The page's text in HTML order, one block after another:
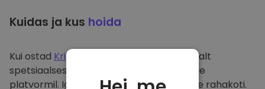
Kuidas ja kus hoida
Kui ostad Kriptomat
, kanname selle sujuvalt
spetsiaalsesse ja turvalisse rahakotti meie
platvormil. Iga kasutaja saab individuaalse rahakoti.